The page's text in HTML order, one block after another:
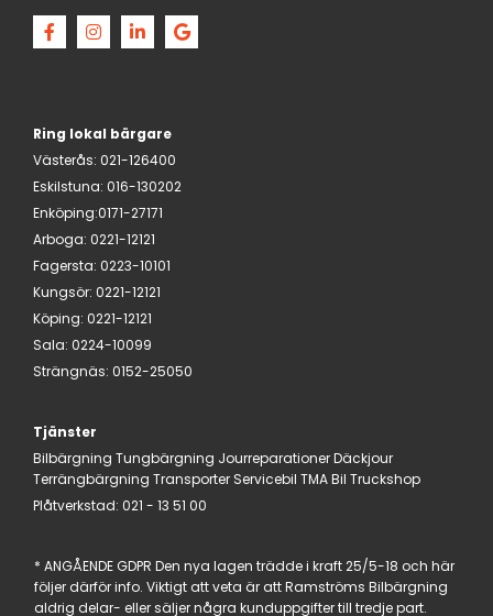
Ring lokal bärgare
Västerås: 021-126400
Eskilstuna: 016-130202
Enköping:0171-27171
Arboga: 0221-12121
Fagersta: 0223-10101
Kungsör: 0221-12121
Köping: 0221-12121
Sala: 0224-10099
Strängnäs: 0152-25050
Tjänster
Bilbärgning Tungbärgning JourreparationerDäckjour
Terrängbärgning Transporter Servicebil TMA Bil Truckshop
Plåtverkstad: 021 - 13 51 00
* ANGÅENDE GDPR Den nya lagen trädde i kraft 25/5-18 och här
följer därför info. Viktigt att veta är att Ramströms Bilbärgning
aldrig delar- eller säljer några kunduppgifter till tredje part.